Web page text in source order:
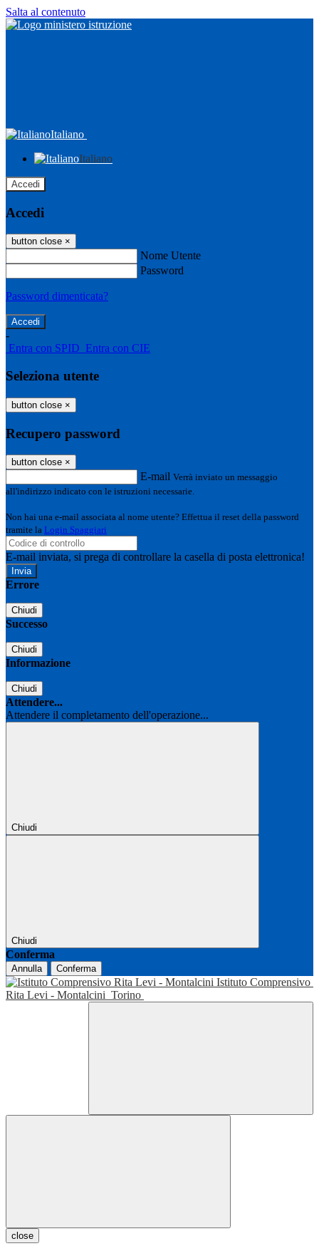
Salta al contenuto
Italiano
Italiano
Accedi
Accedi
button close ×
Nome Utente
Password
Password dimenticata?
-
Entra con SPID Entra con CIE
Seleziona utente
button close ×
Recupero password
button close ×
E-mail Verrà inviato un messaggio
all'indirizzo indicato con le istruzioni necessarie.
Non hai una e-mail associata al nome utente? Effettua il reset della password
tramite la Login Spaggiari
E-mail inviata, si prega di controllare la casella di posta elettronica!
Errore
Chiudi
Successo
Chiudi
Informazione
Chiudi
Attendere...
Attendere il completamento dell'operazione...
Chiudi
Chiudi
Conferma
Annulla Conferma
Istituto Comprensivo
Rita Levi - Montalcini Torino
close